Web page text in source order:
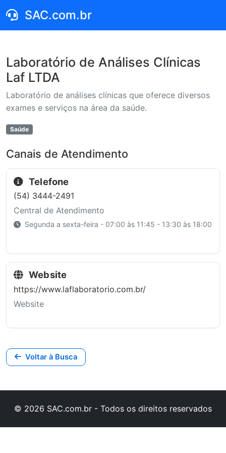
SAC.com.br
Laboratório de Análises Clínicas
Laf LTDA
Laboratório de análises clínicas que oferece diversos
exames e serviços na área da saúde.
Saúde
Canais de Atendimento
Telefone
(54) 3444-2491
Central de Atendimento
Segunda a sexta-feira - 07:00 às 11:45 - 13:30 às 18:00
Website
https://www.laflaboratorio.com.br/
Website
Voltar à Busca
© 2026 SAC.com.br - Todos os direitos reservados